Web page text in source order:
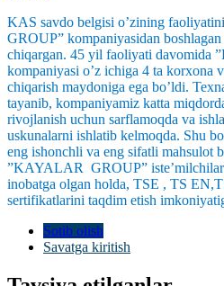
KAS savdo belgisi o’zining
GROUP” kompaniyasidan
chiqargan. 45 yil faoliyati davomida
kompaniyasi o’z ichiga 4 ta korxona
chiqarish maydoniga ega bo’ldi.
tayanib, kompaniyamiz katta
rivojlanish uchun sarflamoqda va
uskunalarni ishlatib kelmoqda. Shu
eng ishonchli va eng sifatli mahsulot
”KAYALAR GROUP”
inobatga olgan holda, TSE , TS
sertifikatlarini taqdim etish
Sotib olish
Savatga kiritish